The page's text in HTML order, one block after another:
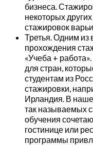
бизнеса.
некоторых
стажировок
Третья. Одним
прохождения
«Учеба +
для стран,
студентам из
стажировки,
Ирландия. В
так называемых
обучения
гостинице или
программы